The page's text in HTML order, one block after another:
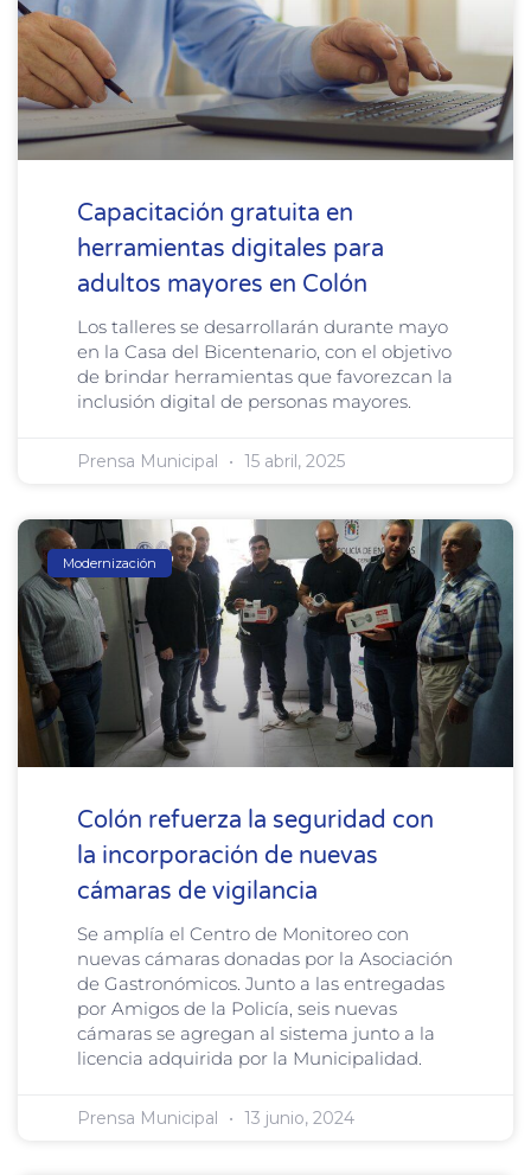
Capacitación gratuita en
herramientas digitales para
adultos mayores en Colón
Los talleres se desarrollarán durante mayo
en la Casa del Bicentenario, con el objetivo
de brindar herramientas que favorezcan la
inclusión digital de personas mayores.
Prensa Municipal 15 abril, 2025
Modernización
Colón refuerza la seguridad con
la incorporación de nuevas
cámaras de vigilancia
Se amplía el Centro de Monitoreo con
nuevas cámaras donadas por la Asociación
de Gastronómicos. Junto a las entregadas
por Amigos de la Policía, seis nuevas
cámaras se agregan al sistema junto a la
licencia adquirida por la Municipalidad.
Prensa Municipal 13 junio, 2024